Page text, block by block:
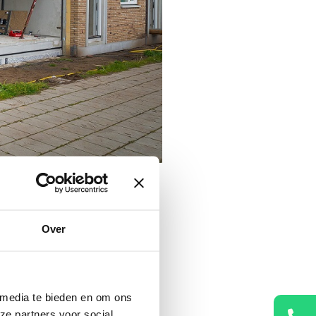
Over
te bieden en om ons
worden dat het ook
VolkerWessels. Via
geoptimaliseerd.